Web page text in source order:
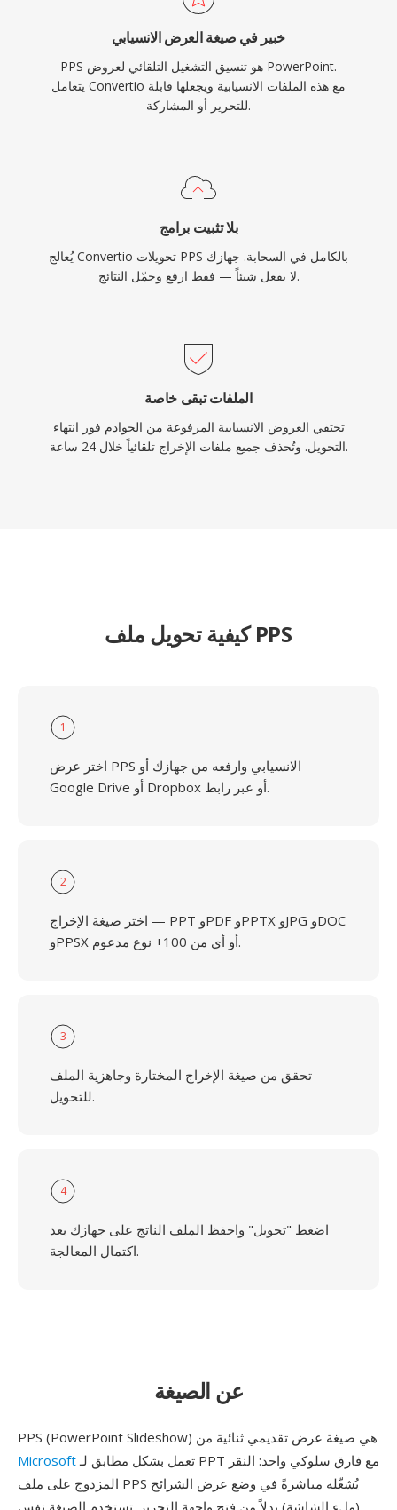
خبير في صيغة العرض الانسيابي
PPS هو تنسيق التشغيل التلقائي لعروض PowerPoint.
يتعامل Convertio مع هذه الملفات الانسيابية ويجعلها قابلة
للتحرير أو المشاركة.
بلا تثبيت برامج
يُعالج Convertio تحويلات PPS بالكامل في السحابة. جهازك
لا يفعل شيئاً — فقط ارفع وحمّل النتائج.
الملفات تبقى خاصة
تختفي العروض الانسيابية المرفوعة من الخوادم فور انتهاء
التحويل. وتُحذف جميع ملفات الإخراج تلقائياً خلال 24 ساعة.
كيفية تحويل ملف PPS
1
اختر عرض PPS الانسيابي وارفعه من جهازك أو
Google Drive أو Dropbox أو عبر رابط.
2
اختر صيغة الإخراج — PPT وPDF وPPTX وJPG وDOC
وPPSX أو أي من 100+ نوع مدعوم.
3
تحقق من صيغة الإخراج المختارة وجاهزية الملف
للتحويل.
4
اضغط "تحويل" واحفظ الملف الناتج على جهازك بعد
اكتمال المعالجة.
عن الصيغة
PPS (PowerPoint Slideshow) هي صيغة عرض تقديمي ثنائية من
Microsoftتعمل بشكل مطابق لـ PPT مع فارق سلوكي واحد: النقر
المزدوج على ملف PPS يُشغّله مباشرةً في وضع عرض الشرائح
(ملء الشاشة) بدلاً من فتح واجهة التحرير. تستخدم الصيغة نفس